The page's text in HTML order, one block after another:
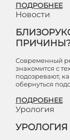
ПОДРОБНЕЕ
Новости
Современный
знакомится с
подозревают,
обернуться
ПОДРОБНЕЕ
Урология